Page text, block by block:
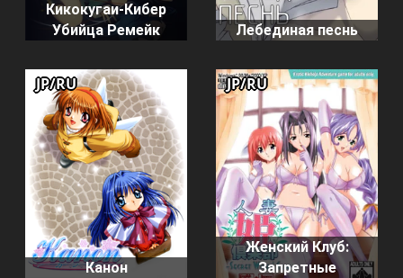
Кикокугаи-Кибер
Убийца Ремейк
Лебединая песнь
Канон
JP/RU
Женский Клуб:
Запретные
JP/RU